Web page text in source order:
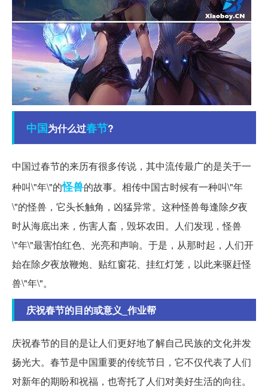
中国为什么过春节?
中国过春节的来历有很多传说，其中流传最广的是关于一
种叫\"年\"的怪兽的故事。相传中国古时候有一种叫\"年
\"的怪兽，它头长触角，凶猛异常。这种怪兽每逢除夕夜
时从海底出来，伤害人畜，毁坏农田。人们发现，怪兽
\"年\"最害怕红色、光亮和声响。于是，从那时起，人们开
始在除夕夜放鞭炮、贴红窗花、挂红灯笼，以此来驱赶怪
兽\"年\"。
庆祝春节的目的或意义_作业帮
庆祝春节的目的是让人们更好地了解自己民族的文化并发
扬光大。春节是中国重要的传统节日，它不仅代表了人们
对新年的期盼和祝福，也寄托了人们对美好生活的向往。